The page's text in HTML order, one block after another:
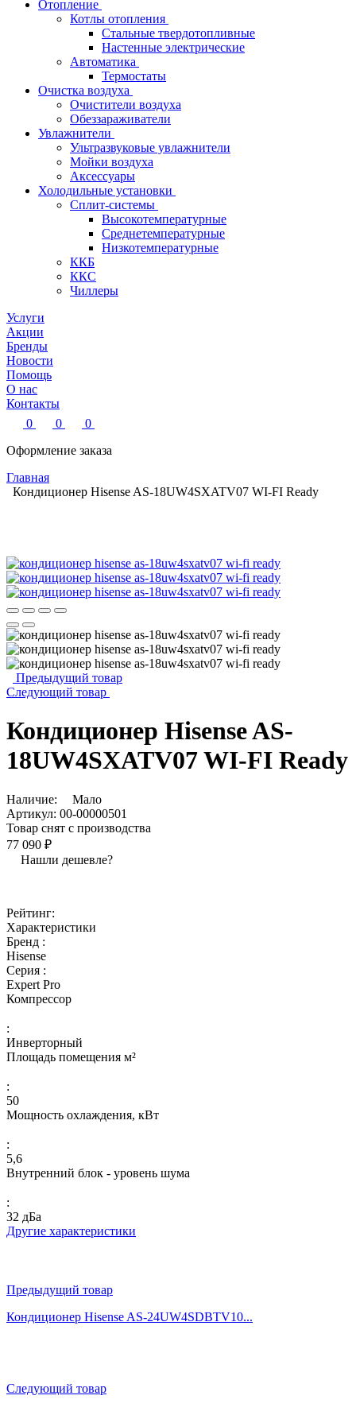
Отопление
Котлы отопления
Стальные твердотопливные
Настенные электрические
Автоматика
Термостаты
Очистка воздуха
Очистители воздуха
Обеззараживатели
Увлажнители
Ультразвуковые увлажнители
Мойки воздуха
Аксессуары
Холодильные установки
Сплит-системы
Высокотемпературные
Среднетемпературные
Низкотемпературные
ККБ
ККС
Чиллеры
Услуги
Акции
Бренды
Новости
Помощь
О нас
Контакты
0
0
0
Оформление заказа
Главная
Кондиционер Hisense AS-18UW4SXATV07 WI-FI Ready
Предыдущий товар
Следующий товар
Кондиционер Hisense AS-
18UW4SXATV07 WI-FI Ready
Наличие:
Мало
Артикул: 00-00000501
Товар снят с производства
77 090 ₽
Нашли дешевле?
Рейтинг:
Характеристики
Бренд :
Hisense
Серия :
Expert Pro
Компрессор
:
Инверторный
Площадь помещения м²
:
50
Мощность охлаждения, кВт
:
5,6
Внутренний блок - уровень шума
:
32 дБа
Другие характеристики
Предыдущий товар
Кондиционер Hisense AS-24UW4SDBTV10...
Следующий товар